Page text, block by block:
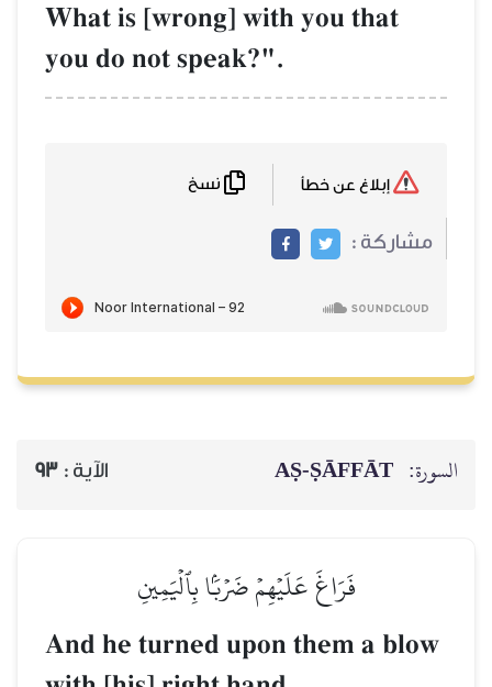
What is [wrong] with you that
you do not speak?".
مشاركة :
السورة: AṢ-ṢĀFFĀT الآية : 93
فَرَاغَ عَلَيۡهِمۡ ضَرۡبَۢا بِٱلۡيَمِينِ
And he turned upon them a blow